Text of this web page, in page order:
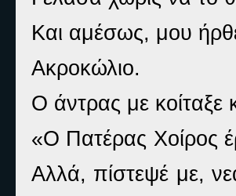
Και αμέσως, μου
Ακροκώλιο.
Ο άντρας με
«Ο Πατέρας Χοίρος
Αλλά, πίστεψέ με,